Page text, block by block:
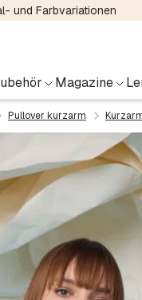
und Farbvariationen
Magazine
Pullover kurzarm